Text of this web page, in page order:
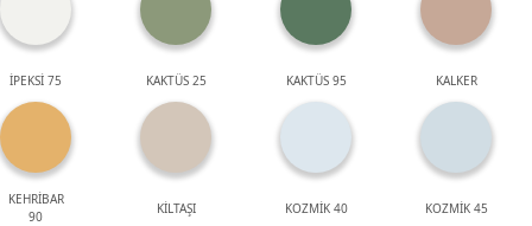
İPEKSİ 75 KAKTÜS 25 KAKTÜS 95 KALKER
KEHRİBAR
90
KİLTAŞI KOZMİK 40 KOZMİK 45